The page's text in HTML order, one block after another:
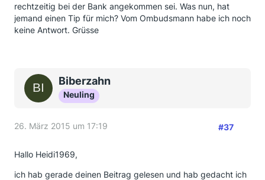
rechtzeitig bei der Bank angekommen sei. Was nun, hat
jemand einen Tip für mich? Vom Ombudsmann habe ich noch
keine Antwort. Grüsse
Biberzahn
Neuling
26. März 2015 um 17:19 #37
Hallo Heidi1969,
ich hab gerade deinen Beitrag gelesen und hab gedacht ich